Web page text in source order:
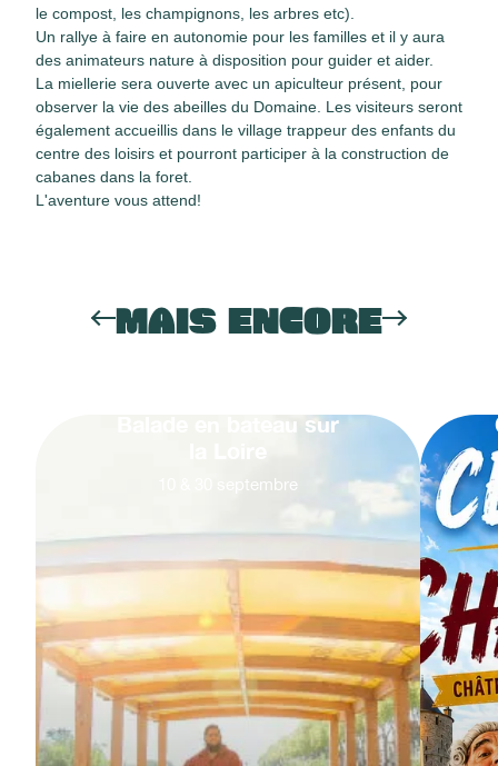
le compost, les champignons, les arbres etc).
Un rallye à faire en autonomie pour les familles et il y aura
des animateurs nature à disposition pour guider et aider.
La miellerie sera ouverte avec un apiculteur présent, pour
observer la vie des abeilles du Domaine. Les visiteurs seront
également accueillis dans le village trappeur des enfants du
centre des loisirs et pourront participer à la construction de
cabanes dans la foret.
L'aventure vous attend!
MAIS ENCORE
Balade en bateau sur
septembre